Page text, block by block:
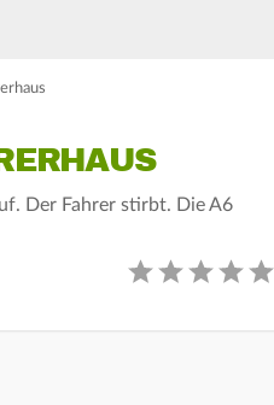
Der Fahrer stirbt. Die A6